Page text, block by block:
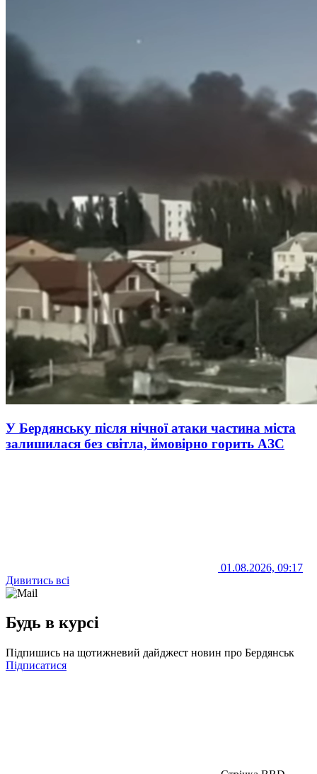
У Бердянську після нічної атаки частина міста
залишилася без світла, ймовірно горить АЗС
01.08.2026, 09:17
Дивитись всі
Будь в курсі
Підпишись на щотижневий дайджест новин про Бердянськ
Підписатися